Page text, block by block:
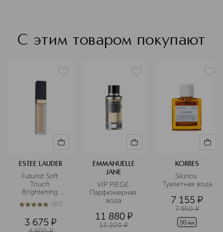
С этим товаром покупают
ESTEE LAUDER
Futurist Soft
Touch
Brightening
Skincealer
Консилер
5из 587 (87)
3 675 ¤
EMMANUELLE
JANE
VIP PIEGE
Парфюмерная
вода
11 880 ¤
13 200 ¤
KORRES
Sikinos
Туалетная вода
7 155 ¤
7 950 ¤
50 мл